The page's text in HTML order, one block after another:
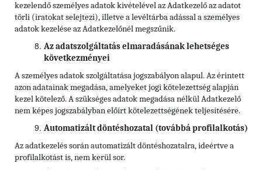
kezelendő személyes adatok kivételével az Adatkezelő az adatot
törli (iratokat selejtezi), illetve a levéltárba adással a személyes
adatok kezelése az Adatkezelőnél megszűnik.
Az adatszolgáltatás elmaradásának lehetséges
következményei
A személyes adatok szolgáltatása jogszabályon alapul. Az érintett
azon adatainak megadása, amelyeket jogi kötelezettség alapján
kezel kötelező. A szükséges adatok megadása nélkül Adatkezelő
nem képes jogszabályban előírt kötelezettségének teljesítésére.
Automatizált döntéshozatal (továbbá profilalkotás)
Az adatkezelés során automatizált döntéshozatalra, ideértve a
profilalkotást is, nem kerül sor.